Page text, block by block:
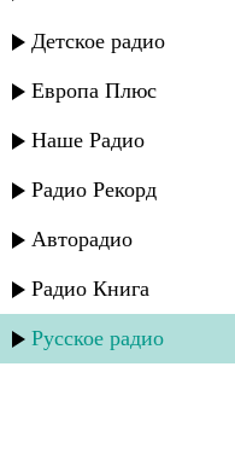
Детское радио
Европа Плюс
Наше Радио
Радио Рекорд
Авторадио
Радио Книга
Русское радио
Динара Гасанова
Шуточная
Динара Гасанова
Къисмат дар
Динара Гасанова
Курхьа мяъли
Динара Гасанова
Гьаму суал учвуз
Динара